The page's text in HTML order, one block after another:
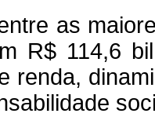
as
R$ 114,6
renda,